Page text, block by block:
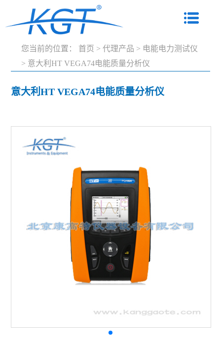
您当前的位置： 首页 > 代理产品 > 电能电力测试仪
> 意大利HT VEGA74电能质量分析仪
意大利HT VEGA74电能质量分析仪